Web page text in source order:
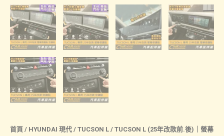
首頁 / HYUNDAI 現代 / TUCSON L / TUCSON L (25年改款前.後)｜螢幕